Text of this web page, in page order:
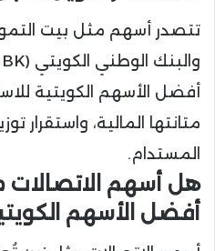
أفضل الأسهم الكويتية
متانتها المالية، واستقرار
المستدام.
هل أسهم الاتصالات
أفضل الأسهم